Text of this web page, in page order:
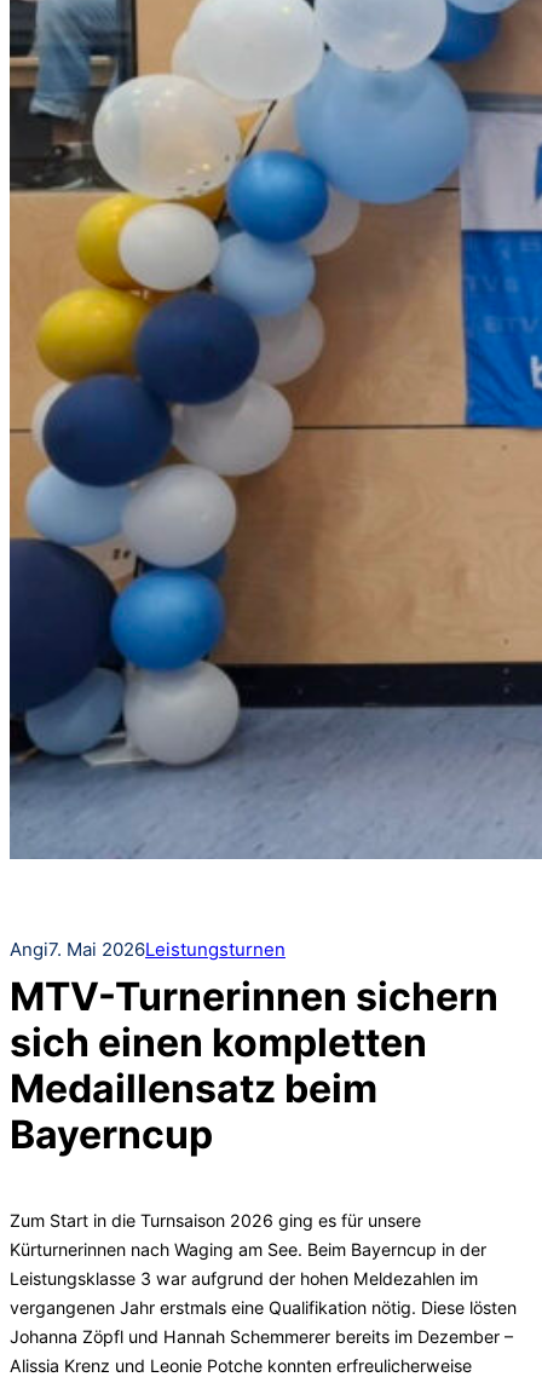
Angi7. Mai 2026Leistungsturnen
MTV-Turnerinnen sichern
sich einen kompletten
Medaillensatz beim
Bayerncup
Zum Start in die Turnsaison 2026 ging es für unsere
Kürturnerinnen nach Waging am See. Beim Bayerncup in der
Leistungsklasse 3 war aufgrund der hohen Meldezahlen im
vergangenen Jahr erstmals eine Qualifikation nötig. Diese lösten
Johanna Zöpfl und Hannah Schemmerer bereits im Dezember –
Alissia Krenz und Leonie Potche konnten erfreulicherweise